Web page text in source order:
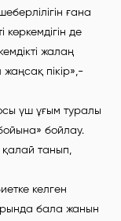
ғана
де
жалаң
пікір»,-
үш ұғым туралы
бойлау.
танып,
келген
бала жанын